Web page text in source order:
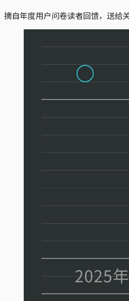
摘自年度用户问卷读者回馈，送给